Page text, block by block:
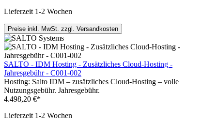
Lieferzeit 1-2 Wochen
Preise inkl. MwSt. zzgl. Versandkosten
SALTO - IDM Hosting - Zusätzliches Cloud-Hosting -
Jahresgebühr - C001-002
Hosting: Salto IDM – zusätzliches Cloud-Hosting – volle
Nutzungsgebühr. Jahresgebühr.
4.498,20 €*
Lieferzeit 1-2 Wochen